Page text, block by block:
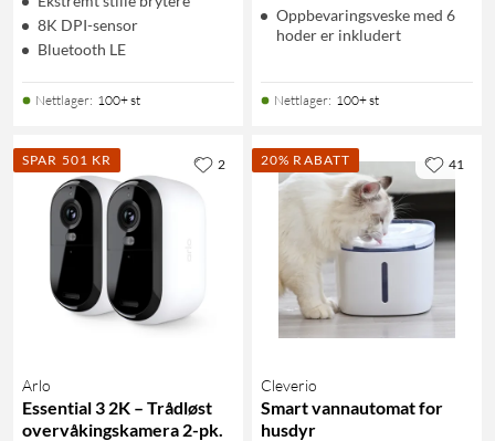
8K DPI-sensor
Bluetooth LE
Nettlager: 100+ st
Oppbevaringsveske med 6
hoder er inkludert
Nettlager: 100+ st
SPAR 501 KR
Arlo
Essential 3 2K – Trådløst
overvåkingskamera 2-pk.
2 20% RABATT
Cleverio
Smart vannautomat for
husdyr
41